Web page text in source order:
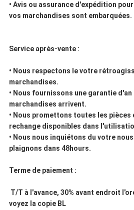
• Avis ou assurance d'expédition
vos marchandises sont embarquées.
Service après-vente :
• Nous respectons le votre
marchandises.
• Nous fournissons une garantie d'an
marchandises arrivent.
• Nous promettons toutes les pièces
rechange disponibles dans
• Nous nous inquiétons du votre nous
plaignons dans 48hours.
Terme de paiement :
T/T à l'avance, 30% avant endroit
voyez la copie BL